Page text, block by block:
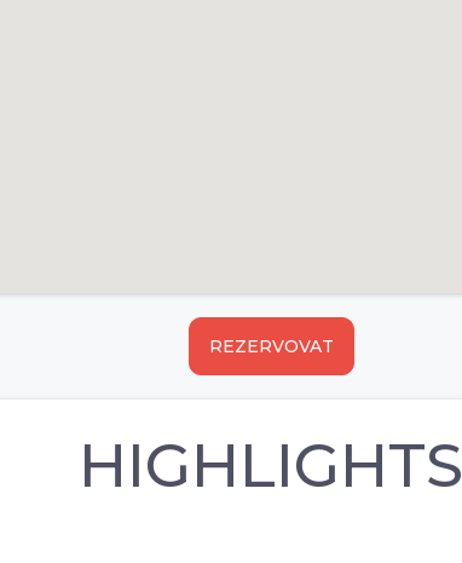
REZERVOVAT
HIGHLIGHTS